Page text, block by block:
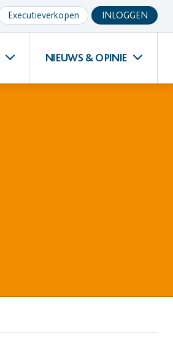
Executieverkopen INLOGGEN
NIEUWS & OPINIE